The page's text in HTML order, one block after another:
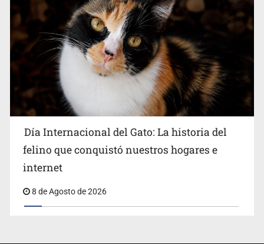
Día Internacional del Gato: La historia del
felino que conquistó nuestros hogares e
internet
8 de Agosto de 2026